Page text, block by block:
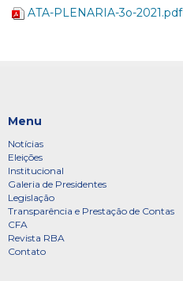
ATA-PLENARIA-3o-2021.pdf
Menu
Notícias
Eleições
Institucional
Galeria de Presidentes
Legislação
Transparência e Prestação de Contas
CFA
Revista RBA
Contato